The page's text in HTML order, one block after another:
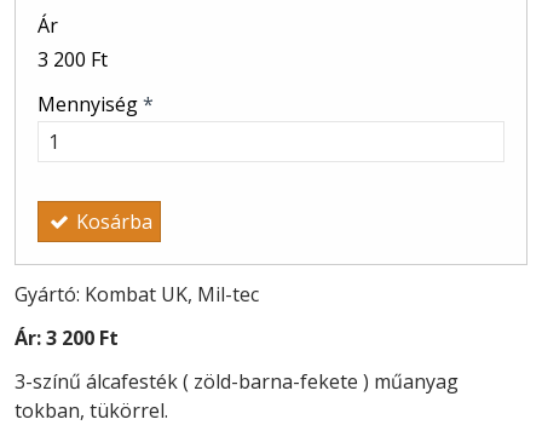
Ár
3 200 Ft
Mennyiség*
Kosárba
Gyártó: Kombat UK, Mil-tec
Ár:3 200 Ft
3-színű álcafesték ( zöld-barna-fekete ) műanyag
tokban, tükörrel.